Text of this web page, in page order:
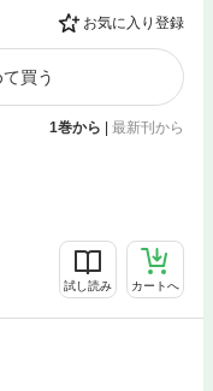
お気に入り登録
買う
1巻から | 最新刊から
試し読み カートへ